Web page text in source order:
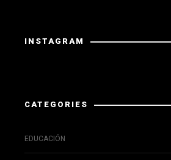
INSTAGRAM
CATEGORIES
EDUCACIÓN